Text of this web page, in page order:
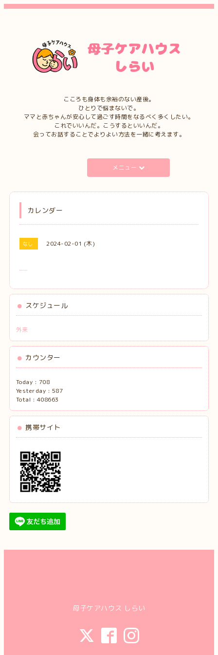
こころも身体も余裕のない産後。
ひとりで悩まないで。
ママと赤ちゃんが安心して過ごす時間をなるべく多くしたい。
これでいいんだ。こうするといいんだ。
会ってお話することでよりよい方法を一緒に考えます。
メニュー
カレンダー
なし 2024-02-01 (木)
スケジュール
外来
カウンター
Today : 708
Yesterday : 587
Total : 408663
携帯サイト
母子ケアハウス しらい